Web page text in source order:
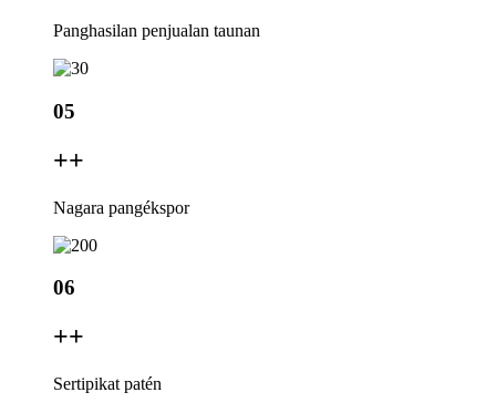
Panghasilan penjualan taunan
05
++
Nagara pangékspor
06
++
Sertipikat patén